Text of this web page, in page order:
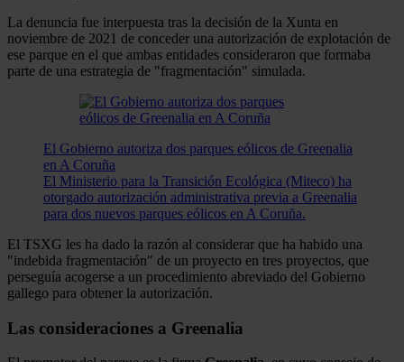
La denuncia fue interpuesta tras la decisión de la Xunta en
noviembre de 2021 de conceder una autorización de explotación de
ese parque en el que ambas entidades consideraron que formaba
parte de una estrategia de "fragmentación" simulada.
El Gobierno autoriza dos parques eólicos de Greenalia
en A Coruña
El Ministerio para la Transición Ecológica (Miteco) ha
otorgado autorización administrativa previa a Greenalia
para dos nuevos parques eólicos en A Coruña.
El TSXG les ha dado la razón al considerar que ha habido una
"indebida fragmentación" de un proyecto en tres proyectos, que
perseguía acogerse a un procedimiento abreviado del Gobierno
gallego para obtener la autorización.
Las consideraciones a Greenalia